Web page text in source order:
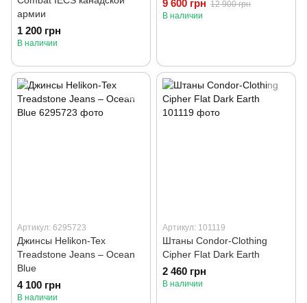
армии
1 200 грн
В наличии
9 600 грн 12 900 грн
В наличии
Артикул: 6295723
Джинсы Helikon-Tex
Treadstone Jeans – Ocean
Blue
4 100 грн
В наличии
Артикул: 101119
Штаны Condor-Clothing
Cipher Flat Dark Earth
2 460 грн
В наличии